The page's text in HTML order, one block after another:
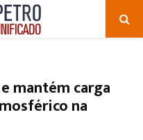
mantém carga
na